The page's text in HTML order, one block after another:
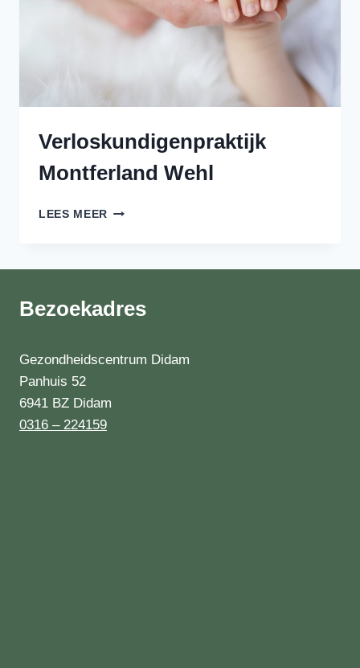
Verloskundigenpraktijk
Montferland Wehl
LEES MEER VERLOSKUNDIGENPRAKTIJK
Bezoekadres
Gezondheidscentrum Didam
Panhuis 52
6941 BZ Didam
0316 – 224159